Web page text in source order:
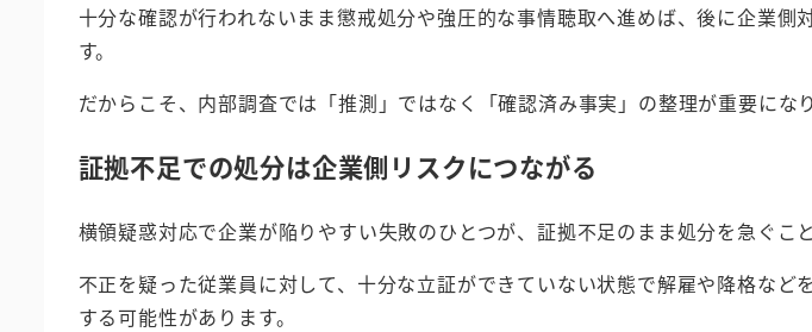
十分な確認が行われないまま懲戒処分や強圧的な事情聴取へ進めば、後に企業側
す。
だからこそ、内部調査では「推測」ではなく「確認済み事実」の整理が重要になり
証拠不足での処分は企業側リスクにつながる
横領疑惑対応で企業が陥りやすい失敗のひとつが、証拠不足のまま処分を急ぐこと
不正を疑った従業員に対して、十分な立証ができていない状態で解雇や降格など
する可能性があります。